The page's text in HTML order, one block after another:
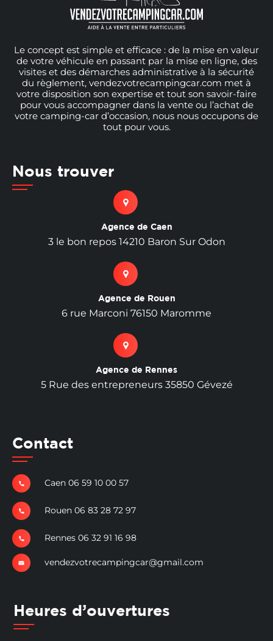
Le concept est simple et efficace : de la mise en valeur
de votre véhicule en passant par la mise en ligne, des
visites et des démarches administrative à la sécurité
du règlement, vendezvotrecampingcar.com met à
votre disposition son expertise et tout son savoir-faire
pour vous accompagner dans la vente ou l’achat de
votre camping-car d’occasion, nous nous occupons de
tout pour vous.
Nous trouver
Agence de Caen
3 le bon repos 14210 Baron Sur Odon
Agence de Rouen
6 rue Marconi 76150 Maromme
Agence de Rennes
5 Rue des entrepreneurs 35850 Gévezé
Contact
Caen 06 59 10 00 57
Rouen 06 83 28 72 97
Rennes 06 32 91 16 98
vendezvotrecampingcar@gmail.com
Heures d’ouvertures